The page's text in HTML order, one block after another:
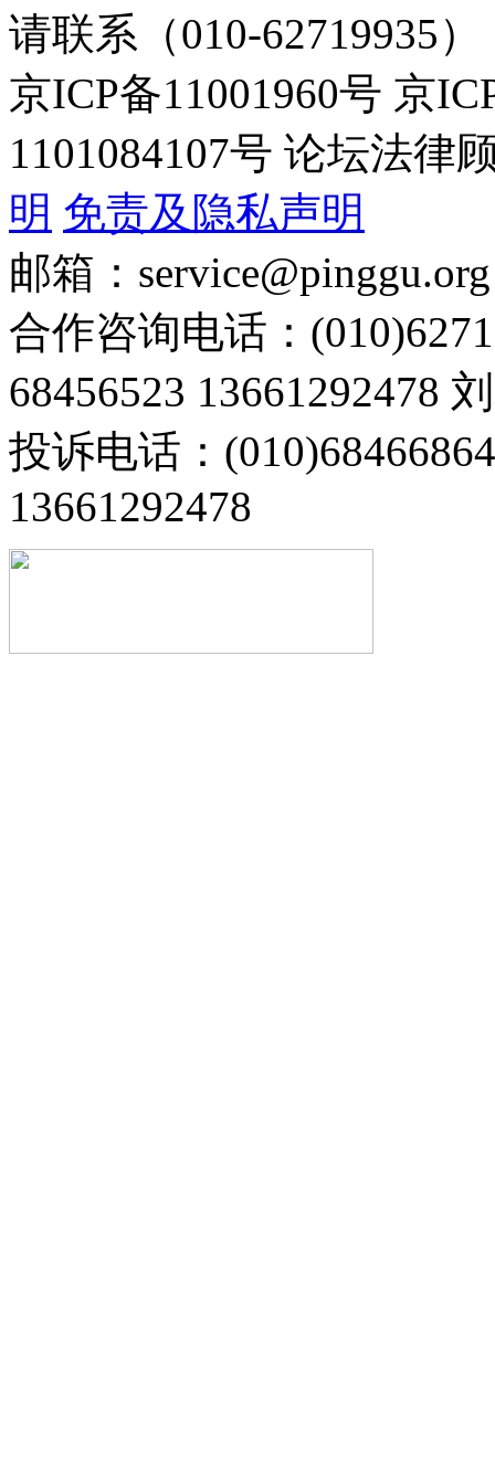
请联系（010-62719935）
京ICP备11001960号 京
1101084107号 论坛法律
明 免责及隐私声明
邮箱：service@pinggu.org
合作咨询电话：
68456523 13661292478
投诉电话：
13661292478